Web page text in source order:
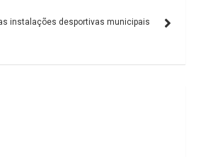
instalações desportivas municipais